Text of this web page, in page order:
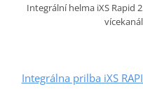
Integrální helma iXS Rapid
Integrálna prilba iXS